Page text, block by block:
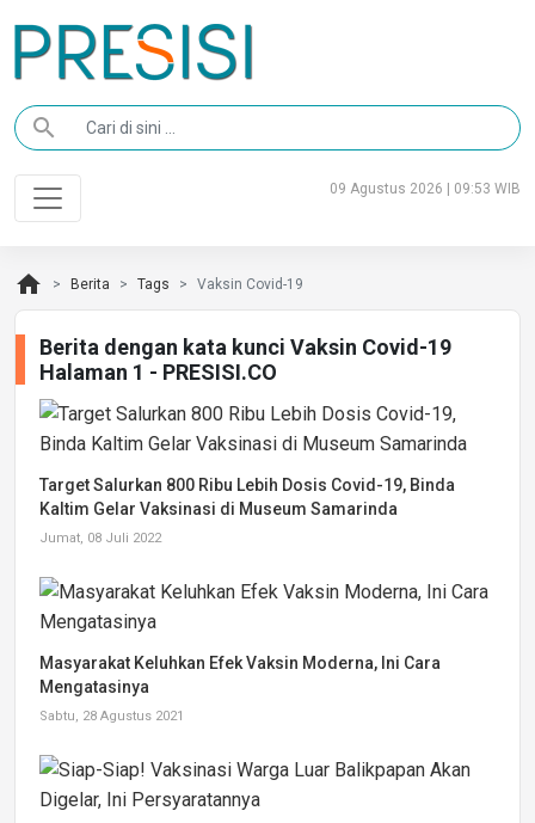
search
09 Agustus 2026 | 09:53 WIB
home Berita Tags Vaksin Covid-19
Berita dengan kata kunci Vaksin Covid-19
Halaman 1 - PRESISI.CO
Target Salurkan 800 Ribu Lebih Dosis Covid-19, Binda
Kaltim Gelar Vaksinasi di Museum Samarinda
Jumat, 08 Juli 2022
Masyarakat Keluhkan Efek Vaksin Moderna, Ini Cara
Mengatasinya
Sabtu, 28 Agustus 2021